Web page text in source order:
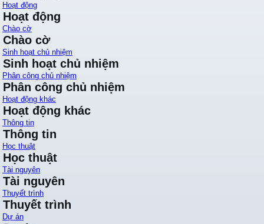
Hoạt động
Hoạt động
Chào cờ
Chào cờ
Sinh hoạt chủ nhiệm
Sinh hoạt chủ nhiệm
Phân công chủ nhiệm
Phân công chủ nhiệm
Hoạt động khác
Hoạt động khác
Thông tin
Thông tin
Học thuật
Học thuật
Tài nguyên
Tài nguyên
Thuyết trình
Thuyết trình
Dự án